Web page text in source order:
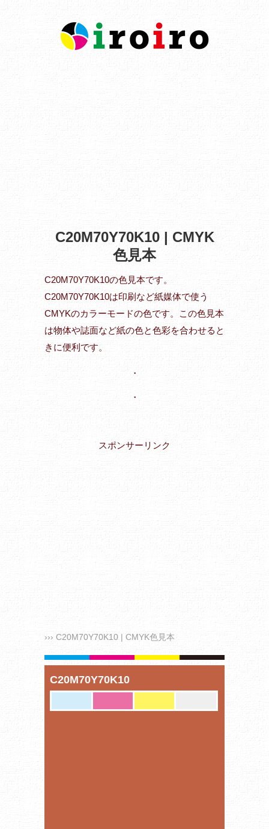
C20M70Y70K10 | CMYK
色見本
C20M70Y70K10の色見本です。
C20M70Y70K10は印刷など紙媒体で使う
CMYKのカラーモードの色です。この色見本
は物体や誌面など紙の色と色彩を合わせると
きに便利です。
・
・
スポンサーリンク
››› C20M70Y70K10 | CMYK色見本
C20M70Y70K10